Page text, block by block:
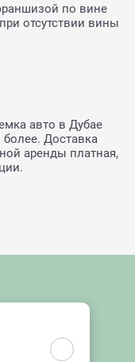
по вине
отсутствии вины
авто в Дубае
Доставка
аренды платная,